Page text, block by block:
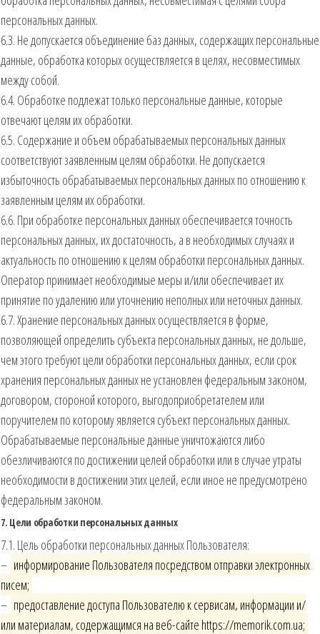
персональных данных.
6.3. Не допускается объединение баз данных, содержащих персональные
данные, обработка которых осуществляется в целях, несовместимых
между собой.
6.4. Обработке подлежат только персональные данные, которые
отвечают целям их обработки.
6.5. Содержание и объем обрабатываемых персональных данных
соответствуют заявленным целям обработки. Не допускается
избыточность обрабатываемых персональных данных по отношению к
заявленным целям их обработки.
6.6. При обработке персональных данных обеспечивается точность
персональных данных, их достаточность, а в необходимых случаях и
актуальность по отношению к целям обработки персональных данных.
Оператор принимает необходимые меры и/или обеспечивает их
принятие по удалению или уточнению неполных или неточных данных.
6.7. Хранение персональных данных осуществляется в форме,
позволяющей определить субъекта персональных данных, не дольше,
чем этого требуют цели обработки персональных данных, если срок
хранения персональных данных не установлен федеральным законом,
договором, стороной которого, выгодоприобретателем или
поручителем по которому является субъект персональных данных.
Обрабатываемые персональные данные уничтожаются либо
обезличиваются по достижении целей обработки или в случае утраты
необходимости в достижении этих целей, если иное не предусмотрено
федеральным законом.
7. Цели обработки персональных данных
7.1. Цель обработки персональных данных Пользователя:
– информирование Пользователя посредством отправки электронных
писем;
– предоставление доступа Пользователю к сервисам, информации и/
или материалам, содержащимся на веб-сайте https://memorik.com.ua;